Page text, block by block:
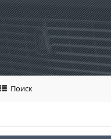
Поиск